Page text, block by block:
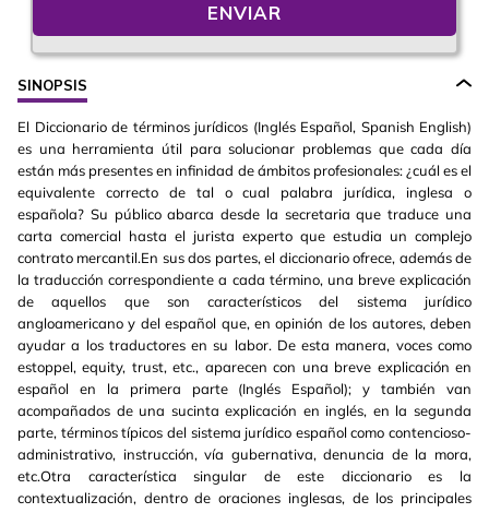
ENVIAR
SINOPSIS
El Diccionario de términos jurídicos (Inglés Español, Spanish English)
es una herramienta útil para solucionar problemas que cada día
están más presentes en infinidad de ámbitos profesionales: ¿cuál es el
equivalente correcto de tal o cual palabra jurídica, inglesa o
española? Su público abarca desde la secretaria que traduce una
carta comercial hasta el jurista experto que estudia un complejo
contrato mercantil.En sus dos partes, el diccionario ofrece, además de
la traducción correspondiente a cada término, una breve explicación
de aquellos que son característicos del sistema jurídico
angloamericano y del español que, en opinión de los autores, deben
ayudar a los traductores en su labor. De esta manera, voces como
estoppel, equity, trust, etc., aparecen con una breve explicación en
español en la primera parte (Inglés Español); y también van
acompañados de una sucinta explicación en inglés, en la segunda
parte, términos típicos del sistema jurídico español como contencioso-
administrativo, instrucción, vía gubernativa, denuncia de la mora,
etc.Otra característica singular de este diccionario es la
contextualización, dentro de oraciones inglesas, de los principales